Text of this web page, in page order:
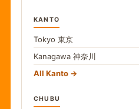
KANTO
Tokyo 東京
Kanagawa 神奈川
All Kanto
CHUBU